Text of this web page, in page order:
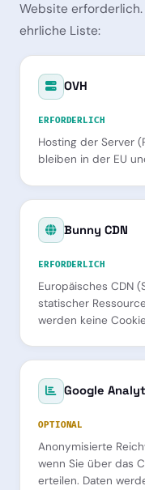
Website
ehrliche Liste:
OVH
ERFORDERLICH
Hosting der Server
bleiben in der EU
Bunny CDN
ERFORDERLICH
Europäisches CDN
statischer
werden keine
Google
OPTIONAL
Anonymisierte
wenn Sie über das
erteilen. Daten